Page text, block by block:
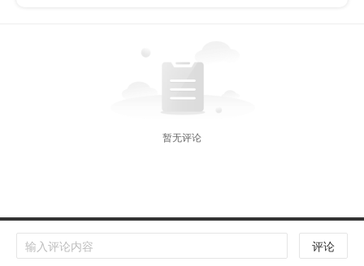
暂无评论
评论
Copyright © 扬州国筝文化传媒有限公司 版权所有